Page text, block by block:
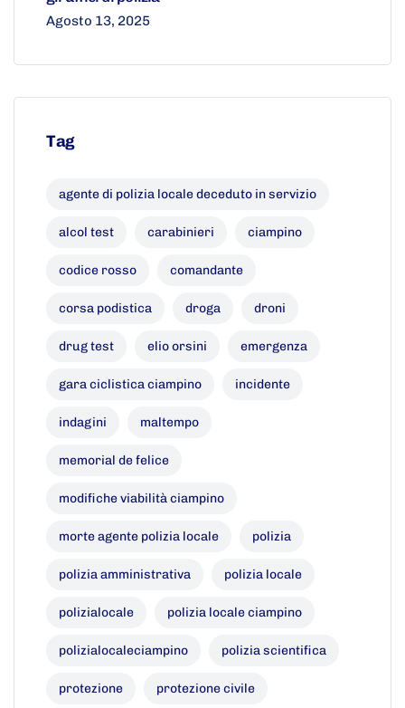
Agosto 13, 2025
Tag
agente di polizia locale deceduto in servizio
alcol test carabinieri ciampino
codice rosso comandante
corsa podistica droga droni
drug test elio orsini emergenza
gara ciclistica ciampino incidente
indagini maltempo
memorial de felice
modifiche viabilità ciampino
morte agente polizia locale polizia
polizia amministrativa polizia locale
polizialocale polizia locale ciampino
polizialocaleciampino polizia scientifica
protezione protezione civile